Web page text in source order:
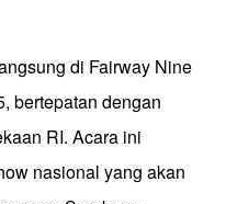
di Fairway Nine
bertepatan dengan
RI. Acara ini
nasional yang akan